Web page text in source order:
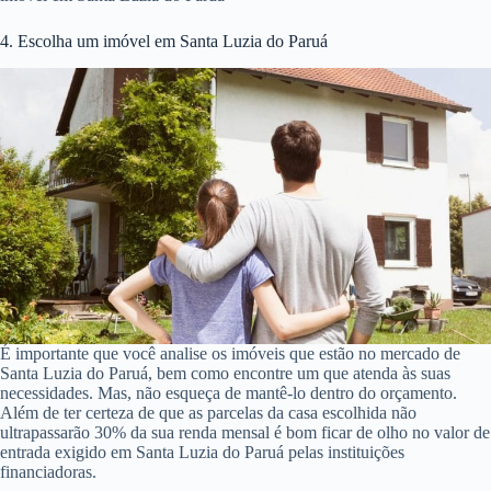
4. Escolha um imóvel em Santa Luzia do Paruá
É importante que você analise os imóveis que estão no mercado de
Santa Luzia do Paruá, bem como encontre um que atenda às suas
necessidades. Mas, não esqueça de mantê-lo dentro do orçamento.
Além de ter certeza de que as parcelas da casa escolhida não
ultrapassarão 30% da sua renda mensal é bom ficar de olho no valor de
entrada exigido em Santa Luzia do Paruá pelas instituições
financiadoras.